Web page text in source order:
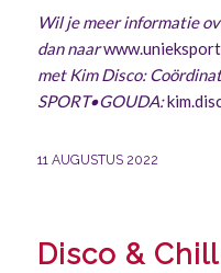
Wil je meer informatie
dan naar
met Kim Disco:
SPORT•GOUDA:
11 AUGUSTUS 2022
Disco &